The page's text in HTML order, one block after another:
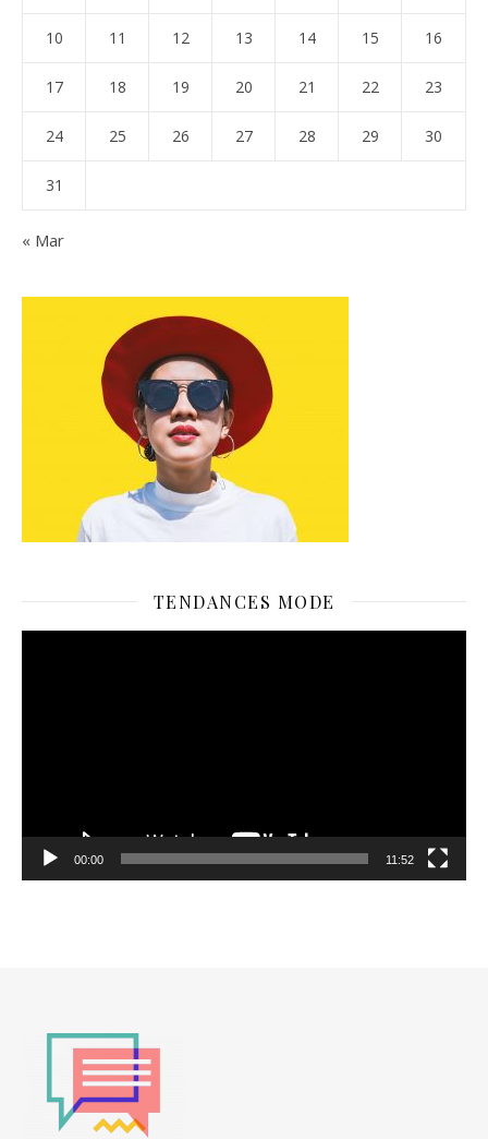
10 11 12 13 14 15 16
17 18 19 20 21 22 23
24 25 26 27 28 29 30
31
« Mar
TENDANCES MODE
00:00 11:52